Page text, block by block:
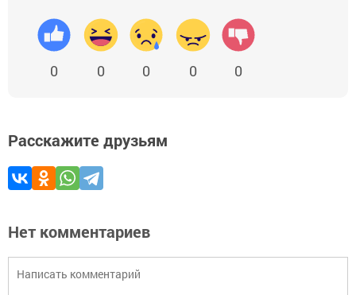
0 0 0 0 0
Расскажите друзьям
Нет комментариев